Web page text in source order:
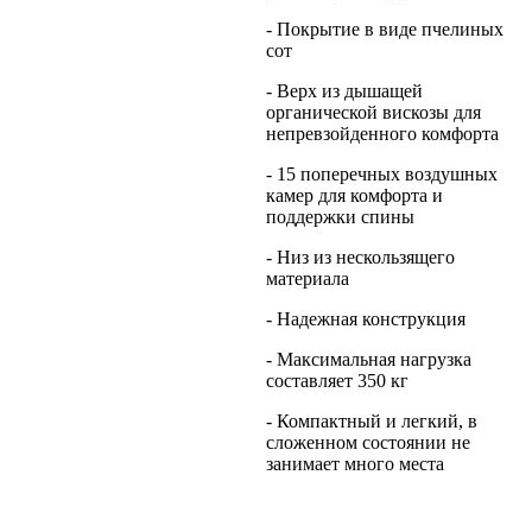
- Покрытие в виде пчелиных
сот
- Верх из дышащей
органической вискозы для
непревзойденного комфорта
- 15 поперечных воздушных
камер для комфорта и
поддержки спины
- Низ из нескользящего
материала
- Надежная конструкция
- Максимальная нагрузка
составляет 350 кг
- Компактный и легкий, в
сложенном состоянии не
занимает много места